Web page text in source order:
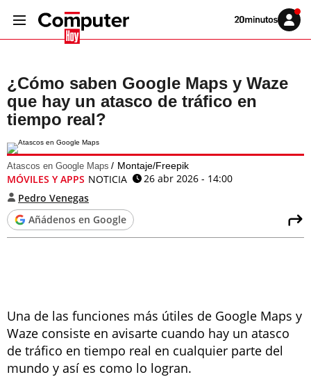
Volver
Iniciar
sesión
¿Cómo saben Google Maps y Waze
que hay un atasco de tráfico en
tiempo real?
Atascos en Google Maps Montaje/Freepik
MÓVILES Y APPS NOTICIA
26 abr 2026 - 14:00
Pedro Venegas
Añádenos en Google
Una de las funciones más útiles de Google Maps y
Waze consiste en avisarte cuando hay un atasco
de tráfico en tiempo real en cualquier parte del
mundo y así es como lo logran.